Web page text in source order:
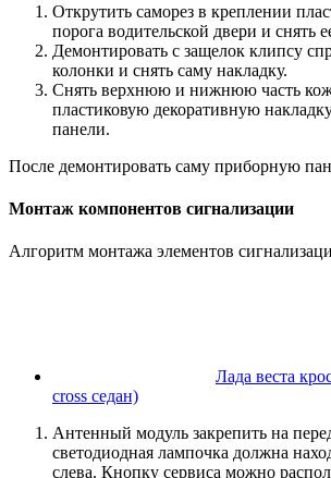
Открутить саморез в креплении
порога водительской двери и снять
Демонтировать с защелок клипсу
колонки и снять саму накладку.
Снять верхнюю и нижнюю часть
пластиковую декоративную
панели.
После демонтировать саму приборную
Монтаж компонентов сигнализации
Алгоритм монтажа элементов
Лада веста
cross седан)
Антенный модуль закрепить на
светодиодная лампочка должна
слева. Кнопку сервиса можно